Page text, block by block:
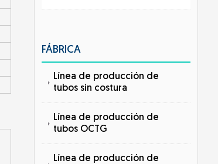
FÁBRICA
Línea de producción de
tubos sin costura
Línea de producción de
tubos OCTG
Línea de producción de